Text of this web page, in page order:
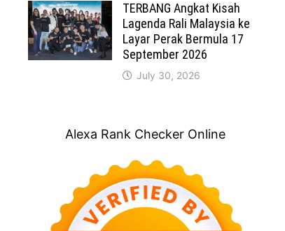
TERBANG Angkat Kisah
Lagenda Rali Malaysia ke
Layar Perak Bermula 17
September 2026
July 30, 2026
Alexa Rank Checker Online